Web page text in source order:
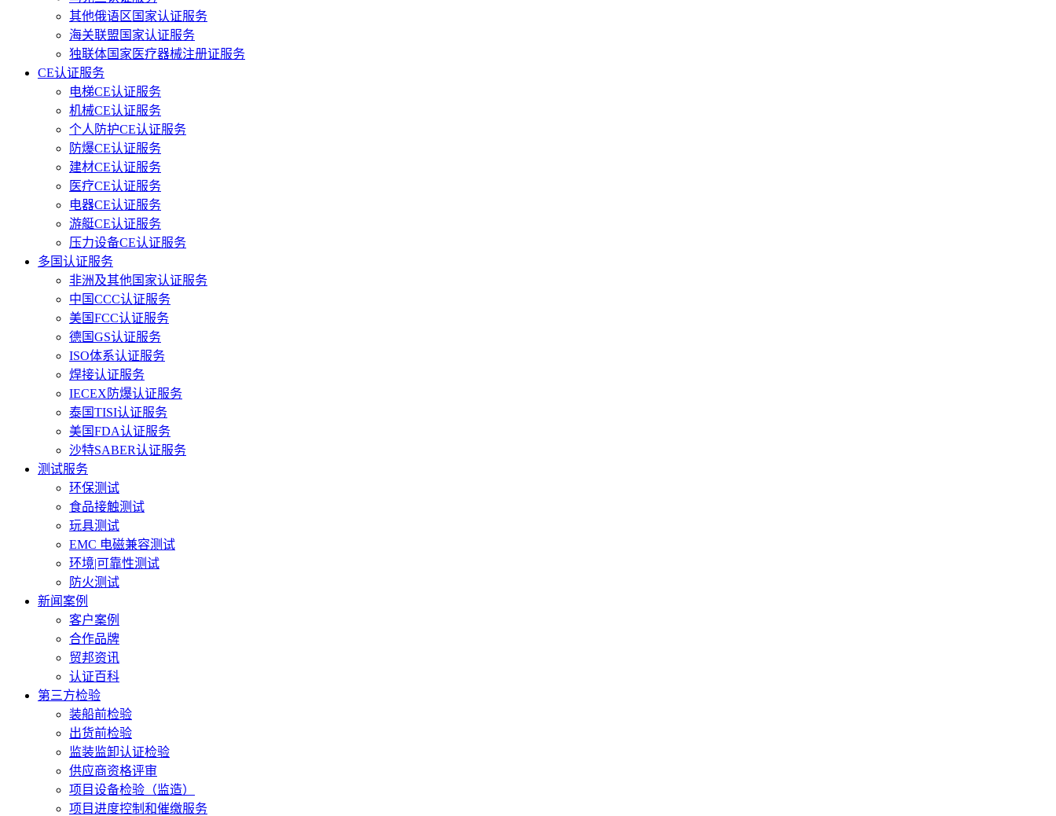
其他俄语区国家认证服务
海关联盟国家认证服务
独联体国家医疗器械注册证服务
CE认证服务
电梯CE认证服务
机械CE认证服务
个人防护CE认证服务
防爆CE认证服务
建材CE认证服务
医疗CE认证服务
电器CE认证服务
游艇CE认证服务
压力设备CE认证服务
多国认证服务
非洲及其他国家认证服务
中国CCC认证服务
美国FCC认证服务
德国GS认证服务
ISO体系认证服务
焊接认证服务
IECEX防爆认证服务
泰国TISI认证服务
美国FDA认证服务
沙特SABER认证服务
测试服务
环保测试
食品接触测试
玩具测试
EMC 电磁兼容测试
环境|可靠性测试
防火测试
新闻案例
客户案例
合作品牌
贸邦资讯
认证百科
第三方检验
装船前检验
出货前检验
监装监卸认证检验
供应商资格评审
项目设备检验（监造）
项目进度控制和催缴服务